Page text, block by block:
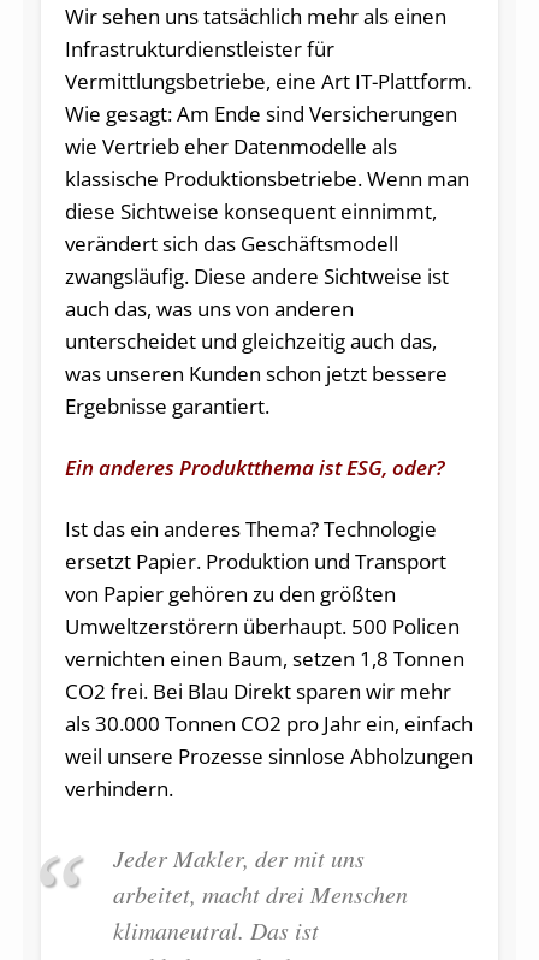
Wir sehen uns tatsächlich mehr als einen
Infrastrukturdienstleister für
Vermittlungsbetriebe, eine Art IT-Plattform.
Wie gesagt: Am Ende sind Versicherungen
wie Vertrieb eher Datenmodelle als
klassische Produktionsbetriebe. Wenn man
diese Sichtweise konsequent einnimmt,
verändert sich das Geschäftsmodell
zwangsläufig. Diese andere Sichtweise ist
auch das, was uns von anderen
unterscheidet und gleichzeitig auch das,
was unseren Kunden schon jetzt bessere
Ergebnisse garantiert.
Ein anderes Produktthema ist ESG, oder?
Ist das ein anderes Thema? Technologie
ersetzt Papier. Produktion und Transport
von Papier gehören zu den größten
Umweltzerstörern überhaupt. 500 Policen
vernichten einen Baum, setzen 1,8 Tonnen
CO2 frei. Bei Blau Direkt sparen wir mehr
als 30.000 Tonnen CO2 pro Jahr ein, einfach
weil unsere Prozesse sinnlose Abholzungen
verhindern.
Jeder Makler, der mit uns
arbeitet, macht drei Menschen
klimaneutral. Das ist